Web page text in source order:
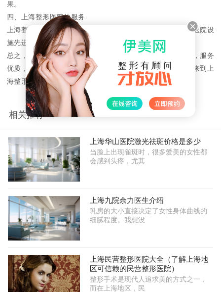
果。
四、上海整形医院的服务
上海整形医院的服务非常优质，让患者感受到温馨和关怀。医院设
施先进，环境舒适，让患者在治疗期间感受到舒适和放心。
总之，上海整形医院祛疤痕效果非常好，专家团队经验丰富，服务
优质，是患者祛疤痕的医院。如果您有祛疤痕的需求，欢迎来到上
海整形医院咨询治疗。
相关推荐
上海华山医院激光祛斑价格是多少
当脸上出现雀斑时，很多爱美的女性都
会感到头疼，尤其
上海九院余力医生介绍
乳房的大小直接决定了女性身体曲线的
细腻程度。我想没
上海民营整形医院大全（了解上海地
区可信赖的民营整形医院）
整形手术是现代人追求美的方式之一，
而在上海地区，民